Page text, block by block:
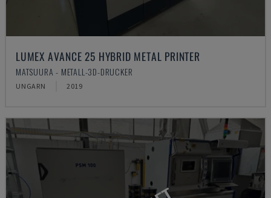
LUMEX AVANCE 25 HYBRID METAL PRINTER
MATSUURA - METALL-3D-DRUCKER
UNGARN 2019